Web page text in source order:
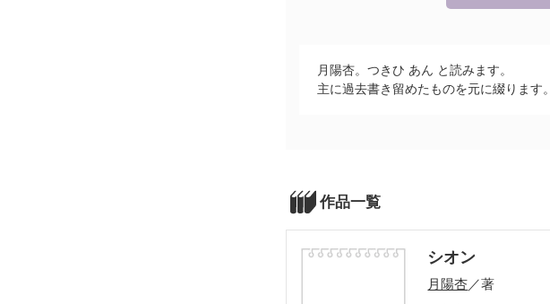
月陽杏。つきひ あん と読みます。
主に過去書き留めたものを元に綴ります。
作品一覧
シオン
月陽杏／著